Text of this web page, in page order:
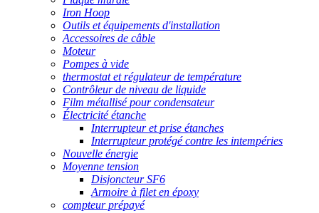
Iron Hoop
Outils et équipements d'installation
Accessoires de câble
Moteur
Pompes à vide
thermostat et régulateur de température
Contrôleur de niveau de liquide
Film métallisé pour condensateur
Électricité étanche
Interrupteur et prise étanches
Interrupteur protégé contre les intempéries
Nouvelle énergie
Moyenne tension
Disjoncteur SF6
Armoire à filet en époxy
compteur prépayé